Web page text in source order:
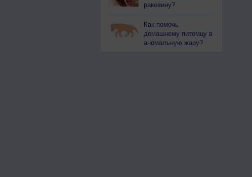
раковину?
Как помочь
домашнему питомцу в
аномальную жару?